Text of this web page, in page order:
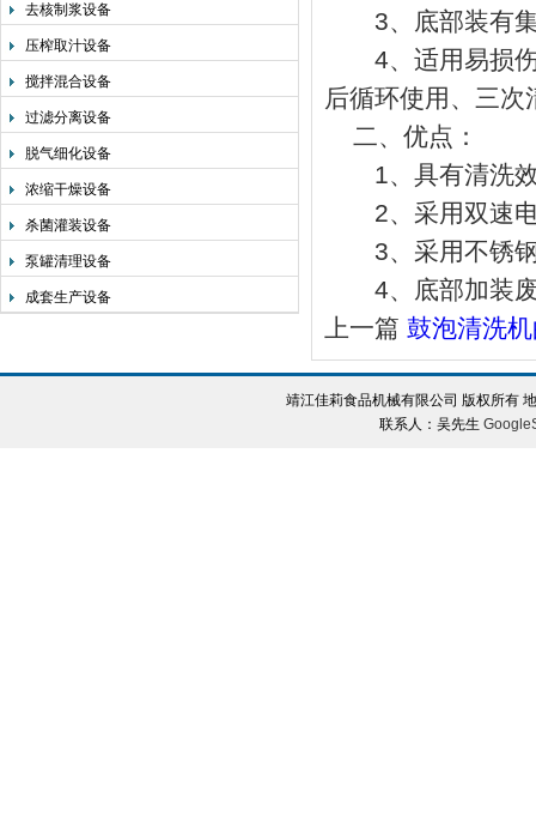
去核制浆设备
压榨取汁设备
搅拌混合设备
过滤分离设备
脱气细化设备
浓缩干燥设备
杀菌灌装设备
泵罐清理设备
成套生产设备
3、底部装有集
4、适用易损伤
后循环使用、三
二、优点：
1、具有清洗效
2、采用双速电
3、采用不锈钢
4、底部加装废
上一篇 鼓泡清洗
靖江佳莉食品机械有限公司 版权所有
联系人：吴先生